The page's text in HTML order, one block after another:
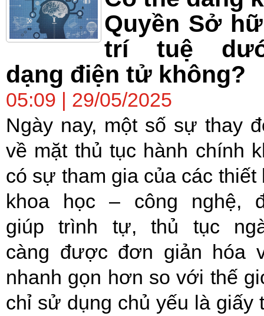
Quyền Sở
trí tuệ
dạng điện tử không?
05:09 | 29/05/2025
Ngày nay, một số sự thay
về mặt thủ tục hành chính
có sự tham gia của các thiết
khoa học – công nghệ,
giúp trình tự, thủ tục
càng được đơn giản hóa
nhanh gọn hơn so với thế
chỉ sử dụng chủ yếu là giấy